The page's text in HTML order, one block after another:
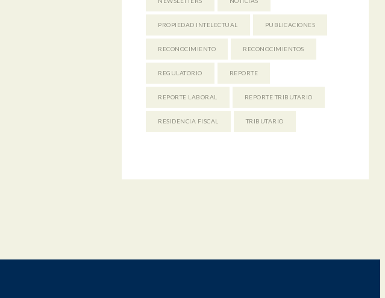
PROPIEDAD INTELECTUAL PUBLICACIONES
RECONOCIMIENTO RECONOCIMIENTOS
REGULATORIO REPORTE
REPORTE LABORAL REPORTE TRIBUTARIO
RESIDENCIA FISCAL TRIBUTARIO